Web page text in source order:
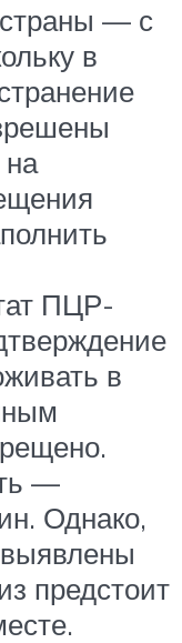
— с
в
на
ПЦР-
в
—
Однако,
предстоит